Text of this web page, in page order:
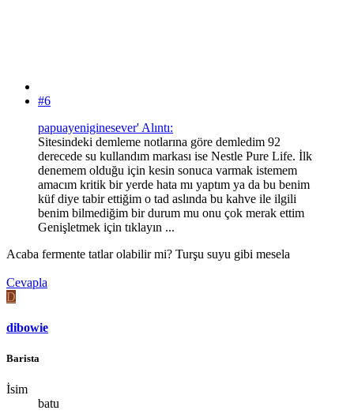
#6
papuayeniginesever' Alıntı:
Sitesindeki demleme notlarına göre demledim 92
derecede su kullandım markası ise Nestle Pure Life. İlk
denemem olduğu için kesin sonuca varmak istemem
amacım kritik bir yerde hata mı yaptım ya da bu benim
küf diye tabir ettiğim o tad aslında bu kahve ile ilgili
benim bilmediğim bir durum mu onu çok merak ettim
Genişletmek için tıklayın ...
Acaba fermente tatlar olabilir mi? Turşu suyu gibi mesela
Cevapla
D
dibowie
Barista
İsim
batu